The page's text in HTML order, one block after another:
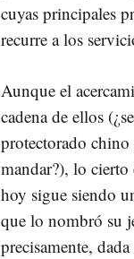
cuyas principales
recurre a los
Aunque el
cadena de ellos
protectorado
mandar?), lo
hoy sigue siendo
que lo nombró su
precisamente,